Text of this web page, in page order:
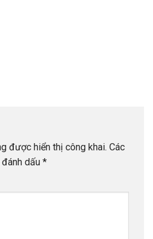
được hiển thị công khai. Các
dấu *